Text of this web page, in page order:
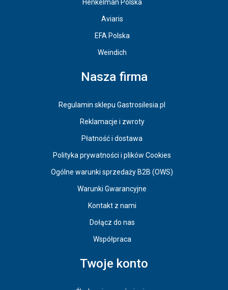
Henkelman Polska
Aviaris
EFA Polska
Weindich
Nasza firma
Regulamin sklepu Gastrosilesia.pl
Reklamacje i zwroty
Płatność i dostawa
Polityka prywatności i plików Cookies
Ogólne warunki sprzedaży B2B (OWS)
Warunki Gwarancyjne
Kontakt z nami
Dołącz do nas
Współpraca
Twoje konto